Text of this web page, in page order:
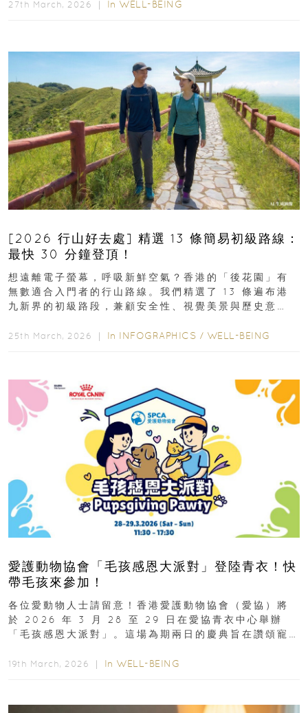
27th March, 2026 ｜ In WELL-BEING
[2026 行山好去處] 精選 13 條簡易初級路線：
最快 30 分鐘登頂！
想遠離電子螢幕，呼吸新鮮空氣？香港的「後花園」有
無數適合入門者的行山路線。我們精選了 13 條遍布港
九新界的初級路段，兼顧安全性、視覺美景與歷史意
25th March, 2026 ｜ In INFOGRAPHICS / WELL-BEING
愛護動物協會「毛孩感恩大派對」登陸青衣！快
帶毛孩來參加！
各位愛動物人士請留意！香港愛護動物協會（愛協）將
於 2026 年 3 月 28 至 29 日在愛協青衣中心舉辦
「毛孩感恩大派對」。這場為期兩日的慶典旨在讚頌寵
19th March, 2026 ｜ In WELL-BEING